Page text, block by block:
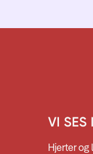
VI SES
Hjerter og